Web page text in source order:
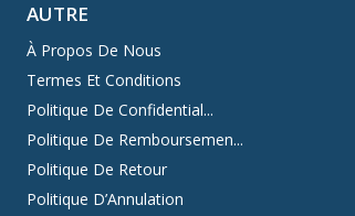
AUTRE
À Propos De Nous
Termes Et Conditions
Politique De Confidential...
Politique De Remboursemen...
Politique De Retour
Politique D’Annulation